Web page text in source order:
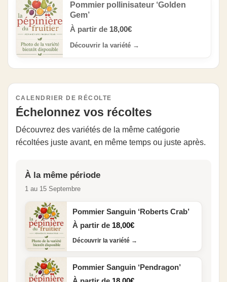
Pommier pollinisateur ‘Golden
Gem’
À partir de 18,00€
Découvrir la variété →
CALENDRIER DE RÉCOLTE
Échelonnez vos récoltes
Découvrez des variétés de la même catégorie
récoltées juste avant, en même temps ou juste après.
À la même période
1 au 15 Septembre
Pommier Sanguin ‘Roberts Crab’
À partir de 18,00€
Découvrir la variété →
Pommier Sanguin ‘Pendragon’